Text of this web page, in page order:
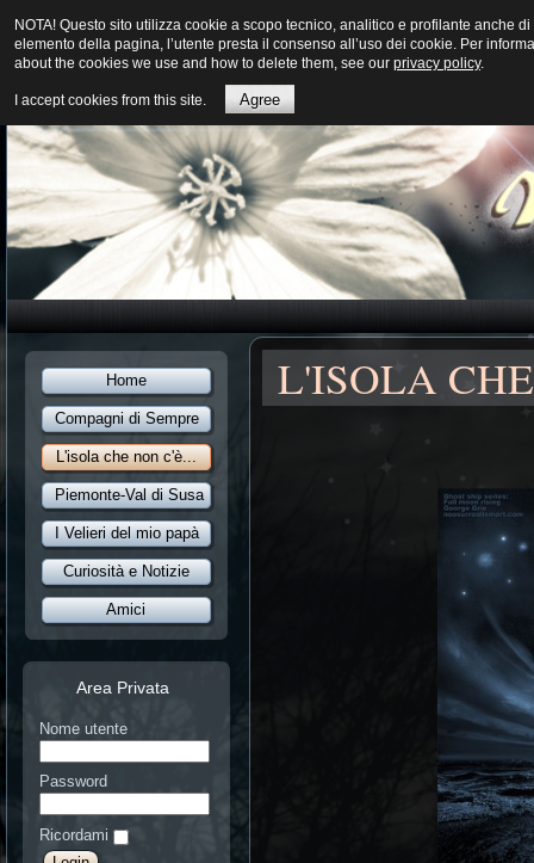
Home
Compagni di Sempre
L'isola che non c'è...
Piemonte-Val di Susa
I Velieri del mio papà
Curiosità e Notizie
Amici
Area Privata
Nome utente
Password
Ricordami
L'ISOLA
NOTA! Questo sito utilizza cookie a scopo tecnico, analitico e profilante
elemento della pagina, l’utente presta il consenso all’uso dei cookie. Per
about the cookies we use and how to delete them, see our privacy policy.
I accept cookies from this site. Agree